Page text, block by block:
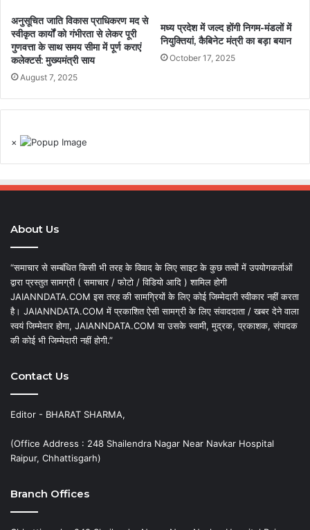
अनुसूचित जाति विकास प्राधिकरण मद से
स्वीकृत कार्यों को गंभीरता से लेकर पूरी
गुणवत्ता के साथ समय सीमा में पूर्ण कराएं
कलेक्टर्स: मुख्यमंत्री साय
August 7, 2025
मध्य प्रदेश में जल्द होंगी निगम-मंडलों में
नियुक्तियां, कैबिनेट मंत्री का बड़ा बयान
October 17, 2025
×
About Us
“समाचार से सम्बंधित किसी भी तरह के विवाद के लिए साइट के कुछ तत्वों में उपयोगकर्ताओं
द्वारा प्रस्तुत सामग्री ( समाचार / फोटो / विडियो आदि ) शामिल होगी
JAIANNDATA.COM इस तरह की सामग्रियों के लिए कोई जिम्मेदारी स्वीकार नहीं करता
है। JAIANNDATA.COM में प्रकाशित ऐसी सामग्री के लिए संवाददाता / खबर देने वाला
स्वयं जिम्मेदार होगा, JAIANNDATA.COM या उसके स्वामी, मुद्रक, प्रकाशक, संपादक
की कोई भी जिम्मेदारी नहीं होगी.”
Contact Us
Editor - BHARAT SHARMA,
(Office Address : 248 Shailendra Nagar Near Navkar Hospital
Raipur, Chhattisgarh)
Branch Offices